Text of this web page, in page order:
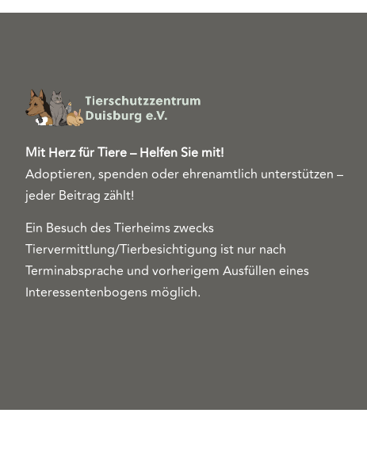
Mit Herz für Tiere – Helfen Sie mit!
Adoptieren, spenden oder ehrenamtlich unterstützen –
jeder Beitrag zählt!
Ein Besuch des Tierheims zwecks
Tiervermittlung/Tierbesichtigung ist nur nach
Terminabsprache und vorherigem Ausfüllen eines
Interessentenbogens möglich.